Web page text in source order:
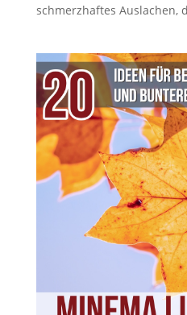
schmerzhaftes Auslachen,